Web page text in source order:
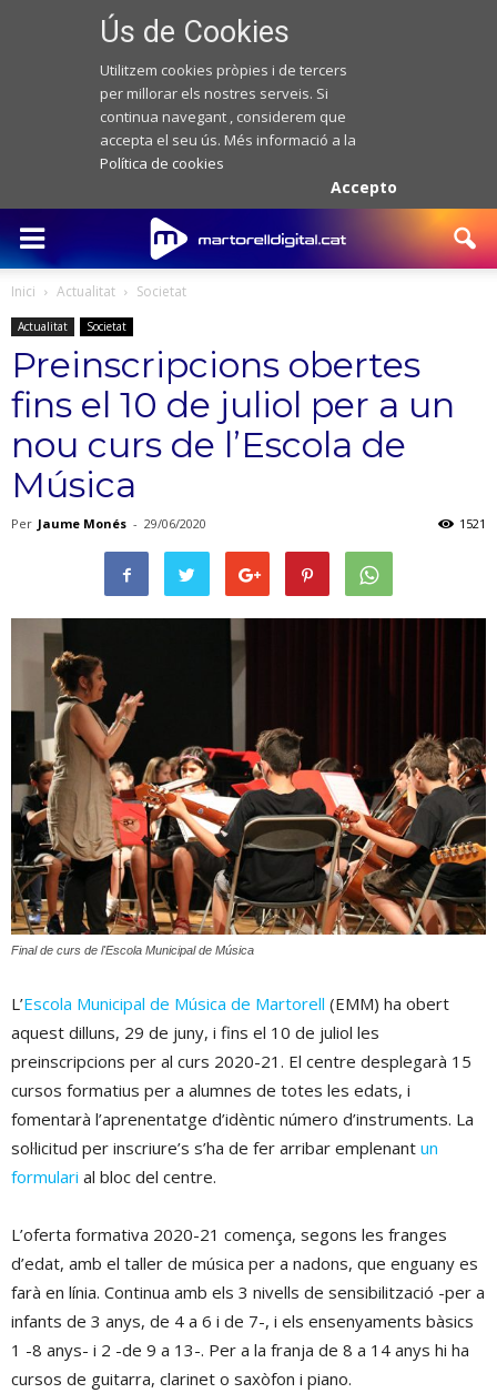
Ús de Cookies
Utilitzem cookies pròpies i de tercers
per millorar els nostres serveis. Si
continua navegant , considerem que
accepta el seu ús. Més informació a la
Política de cookies
Accepto
Inici Actualitat Societat
Actualitat Societat
Preinscripcions obertes
fins el 10 de juliol per a un
nou curs de l’Escola de
Música
Per Jaume Monés - 29/06/2020 1521
Final de curs de l'Escola Municipal de Música
L’Escola Municipal de Música de Martorell (EMM) ha obert
aquest dilluns, 29 de juny, i fins el 10 de juliol les
preinscripcions per al curs 2020-21. El centre desplegarà 15
cursos formatius per a alumnes de totes les edats, i
fomentarà l’aprenentatge d’idèntic número d’instruments. La
sol·licitud per inscriure’s s’ha de fer arribar emplenant un
formulari al bloc del centre.
L’oferta formativa 2020-21 comença, segons les franges
d’edat, amb el taller de música per a nadons, que enguany es
farà en línia. Continua amb els 3 nivells de sensibilització -per a
infants de 3 anys, de 4 a 6 i de 7-, i els ensenyaments bàsics
1 -8 anys- i 2 -de 9 a 13-. Per a la franja de 8 a 14 anys hi ha
cursos de guitarra, clarinet o saxòfon i piano.